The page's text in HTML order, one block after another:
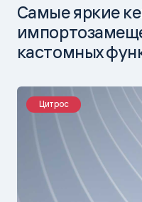
Самые яркие
кастомных
Цитрос